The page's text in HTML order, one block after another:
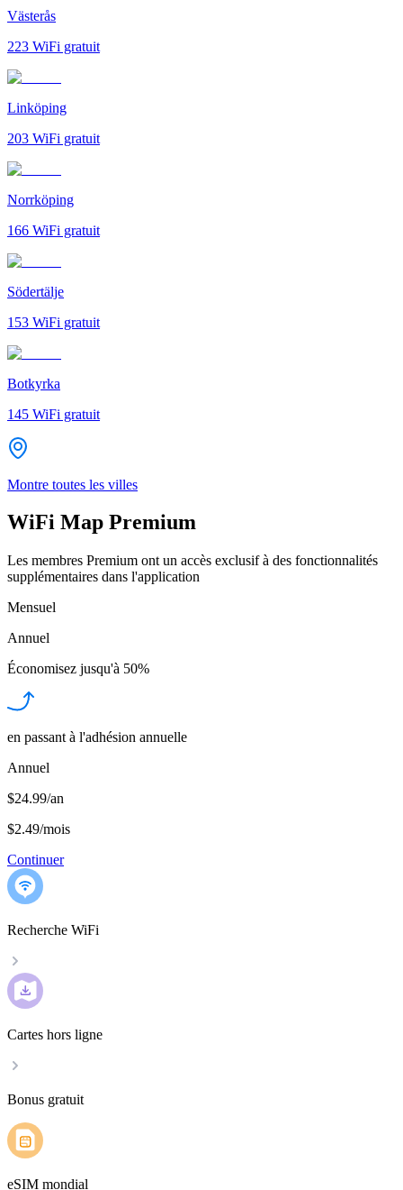
Västerås
223 WiFi gratuit
Linköping
203 WiFi gratuit
Norrköping
166 WiFi gratuit
Södertälje
153 WiFi gratuit
Botkyrka
145 WiFi gratuit
Montre toutes les villes
WiFi Map Premium
Les membres Premium ont un accès exclusif à des fonctionnalités
supplémentaires dans l'application
Mensuel
Annuel
Économisez jusqu'à 50%
en passant à l'adhésion annuelle
Annuel
$24.99/an
$2.49/mois
Continuer
Recherche WiFi
Cartes hors ligne
Bonus gratuit
eSIM mondial